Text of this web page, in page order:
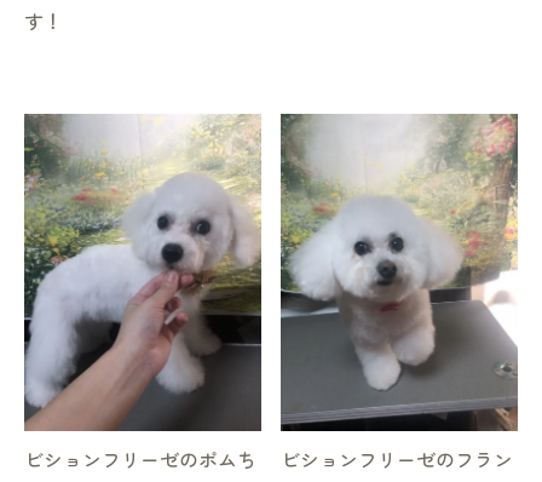
す！
ビションフリーゼのポムち ビションフリーゼのフラン